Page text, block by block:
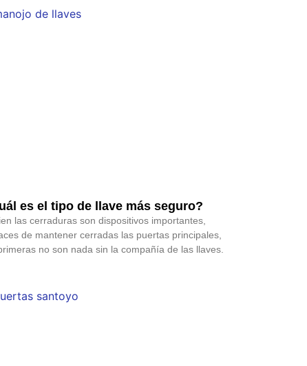
es el tipo de llave más seguro?
las cerraduras son dispositivos importantes,
de mantener cerradas las puertas principales,
no son nada sin la compañía de las llaves.